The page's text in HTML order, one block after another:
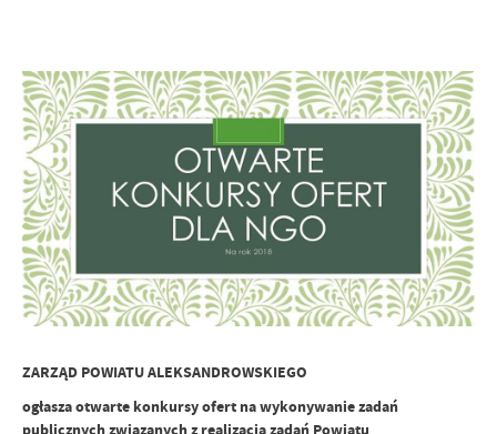
ZARZĄD POWIATU ALEKSANDROWSKIEGO
ogłasza otwarte konkursy ofert na wykonywanie zadań
publicznych związanych z realizacją zadań Powiatu